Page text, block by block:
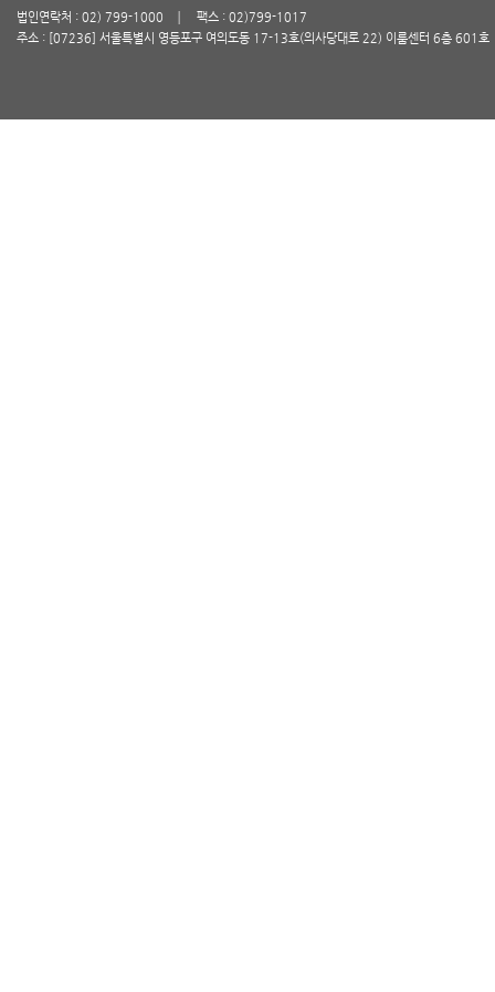
법인연락처 : 02) 799-1000
팩스 : 02)799-1017
주소 : [07236] 서울특별시 영등포구 여의도동 17-13호(의사당대로 22) 이룸센터 6층 601호